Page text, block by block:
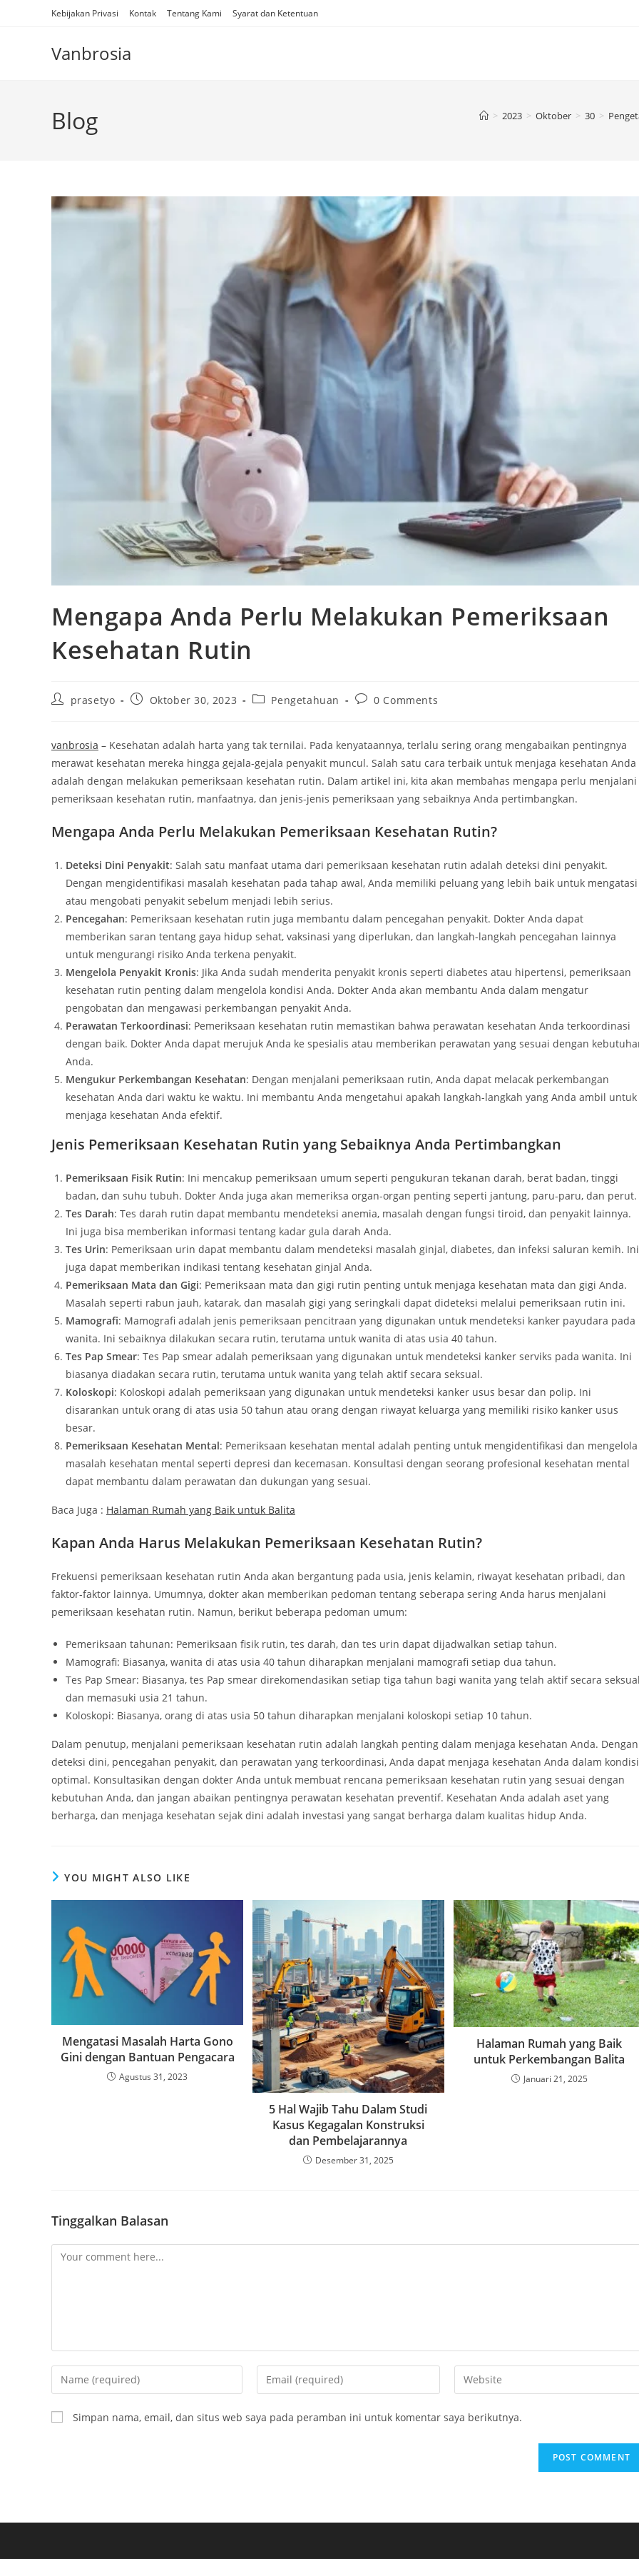
Kebijakan Privasi Kontak Tentang Kami Syarat dan Ketentuan
Vanbrosia
Blog > 2023 > Oktober > 30 >
Mengapa Anda Perlu Melakukan Pemeriksaan
Kesehatan Rutin
Postprasetyo
PostOktober 30, 2023
PostPengetahuan
Post0 Comments
vanbrosia – Kesehatan adalah harta yang tak ternilai. Pada kenyataannya, terlalu sering orang mengabaikan pentingnya
merawat kesehatan mereka hingga gejala-gejala penyakit muncul. Salah satu cara terbaik untuk menjaga kesehatan Anda
adalah dengan melakukan pemeriksaan kesehatan rutin. Dalam artikel ini, kita akan membahas mengapa perlu menjalani
pemeriksaan kesehatan rutin, manfaatnya, dan jenis-jenis pemeriksaan yang sebaiknya Anda pertimbangkan.
Mengapa Anda Perlu Melakukan Pemeriksaan Kesehatan Rutin?
Deteksi Dini Penyakit: Salah satu manfaat utama dari pemeriksaan kesehatan rutin adalah deteksi dini penyakit.
Dengan mengidentifikasi masalah kesehatan pada tahap awal, Anda memiliki peluang yang lebih baik untuk mengatasi
atau mengobati penyakit sebelum menjadi lebih serius.
Pencegahan: Pemeriksaan kesehatan rutin juga membantu dalam pencegahan penyakit. Dokter Anda dapat
memberikan saran tentang gaya hidup sehat, vaksinasi yang diperlukan, dan langkah-langkah pencegahan lainnya
untuk mengurangi risiko Anda terkena penyakit.
Mengelola Penyakit Kronis: Jika Anda sudah menderita penyakit kronis seperti diabetes atau hipertensi, pemeriksaan
kesehatan rutin penting dalam mengelola kondisi Anda. Dokter Anda akan membantu Anda dalam mengatur
pengobatan dan mengawasi perkembangan penyakit Anda.
Perawatan Terkoordinasi: Pemeriksaan kesehatan rutin memastikan bahwa perawatan kesehatan Anda terkoordinasi
dengan baik. Dokter Anda dapat merujuk Anda ke spesialis atau memberikan perawatan yang sesuai dengan
Anda.
Mengukur Perkembangan Kesehatan: Dengan menjalani pemeriksaan rutin, Anda dapat melacak perkembangan
kesehatan Anda dari waktu ke waktu. Ini membantu Anda mengetahui apakah langkah-langkah yang Anda ambil untuk
menjaga kesehatan Anda efektif.
Jenis Pemeriksaan Kesehatan Rutin yang Sebaiknya Anda Pertimbangkan
Pemeriksaan Fisik Rutin: Ini mencakup pemeriksaan umum seperti pengukuran tekanan darah, berat badan, tinggi
badan, dan suhu tubuh. Dokter Anda juga akan memeriksa organ-organ penting seperti jantung, paru-paru, dan perut.
Tes Darah: Tes darah rutin dapat membantu mendeteksi anemia, masalah dengan fungsi tiroid, dan penyakit lainnya.
Ini juga bisa memberikan informasi tentang kadar gula darah Anda.
Tes Urin: Pemeriksaan urin dapat membantu dalam mendeteksi masalah ginjal, diabetes, dan infeksi saluran kemih. Ini
juga dapat memberikan indikasi tentang kesehatan ginjal Anda.
Pemeriksaan Mata dan Gigi: Pemeriksaan mata dan gigi rutin penting untuk menjaga kesehatan mata dan gigi Anda.
Masalah seperti rabun jauh, katarak, dan masalah gigi yang seringkali dapat dideteksi melalui pemeriksaan rutin ini.
Mamografi: Mamografi adalah jenis pemeriksaan pencitraan yang digunakan untuk mendeteksi kanker payudara pada
wanita. Ini sebaiknya dilakukan secara rutin, terutama untuk wanita di atas usia 40 tahun.
Tes Pap Smear: Tes Pap smear adalah pemeriksaan yang digunakan untuk mendeteksi kanker serviks pada wanita. Ini
biasanya diadakan secara rutin, terutama untuk wanita yang telah aktif secara seksual.
Koloskopi: Koloskopi adalah pemeriksaan yang digunakan untuk mendeteksi kanker usus besar dan polip. Ini
disarankan untuk orang di atas usia 50 tahun atau orang dengan riwayat keluarga yang memiliki risiko kanker usus
besar.
Pemeriksaan Kesehatan Mental: Pemeriksaan kesehatan mental adalah penting untuk mengidentifikasi dan mengelola
masalah kesehatan mental seperti depresi dan kecemasan. Konsultasi dengan seorang profesional kesehatan mental
dapat membantu dalam perawatan dan dukungan yang sesuai.
Baca Juga : Halaman Rumah yang Baik untuk Balita
Kapan Anda Harus Melakukan Pemeriksaan Kesehatan Rutin?
Frekuensi pemeriksaan kesehatan rutin Anda akan bergantung pada usia, jenis kelamin, riwayat kesehatan pribadi, dan
faktor-faktor lainnya. Umumnya, dokter akan memberikan pedoman tentang seberapa sering Anda harus menjalani
pemeriksaan kesehatan rutin. Namun, berikut beberapa pedoman umum:
Pemeriksaan tahunan: Pemeriksaan fisik rutin, tes darah, dan tes urin dapat dijadwalkan setiap tahun.
Mamografi: Biasanya, wanita di atas usia 40 tahun diharapkan menjalani mamografi setiap dua tahun.
Tes Pap Smear: Biasanya, tes Pap smear direkomendasikan setiap tiga tahun bagi wanita yang telah aktif secara
dan memasuki usia 21 tahun.
Koloskopi: Biasanya, orang di atas usia 50 tahun diharapkan menjalani koloskopi setiap 10 tahun.
Dalam penutup, menjalani pemeriksaan kesehatan rutin adalah langkah penting dalam menjaga kesehatan Anda. Dengan
deteksi dini, pencegahan penyakit, dan perawatan yang terkoordinasi, Anda dapat menjaga kesehatan Anda dalam kondisi
optimal. Konsultasikan dengan dokter Anda untuk membuat rencana pemeriksaan kesehatan rutin yang sesuai dengan
kebutuhan Anda, dan jangan abaikan pentingnya perawatan kesehatan preventif. Kesehatan Anda adalah aset yang
berharga, dan menjaga kesehatan sejak dini adalah investasi yang sangat berharga dalam kualitas hidup Anda.
YOU MIGHT ALSO LIKE
Mengatasi Masalah Harta Gono
Gini dengan Bantuan Pengacara
Agustus 31, 2023
5 Hal Wajib Tahu Dalam Studi
Kasus Kegagalan Konstruksi
dan Pembelajarannya
Desember 31, 2025
Halaman Rumah yang Baik
untuk Perkembangan Balita
Januari 21, 2025
Tinggalkan Balasan
Comment
Enter
your
name
or
Enter
your
address
Enter
your
URL
Simpan nama, email, dan situs web saya pada peramban ini untuk komentar saya berikutnya.